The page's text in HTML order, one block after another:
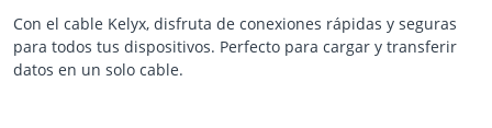
Con el cable Kelyx, disfruta de conexiones rápidas y seguras
para todos tus dispositivos. Perfecto para cargar y transferir
datos en un solo cable.